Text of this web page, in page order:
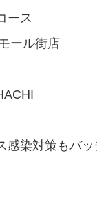
ース
ール街店
感染対策もバッ